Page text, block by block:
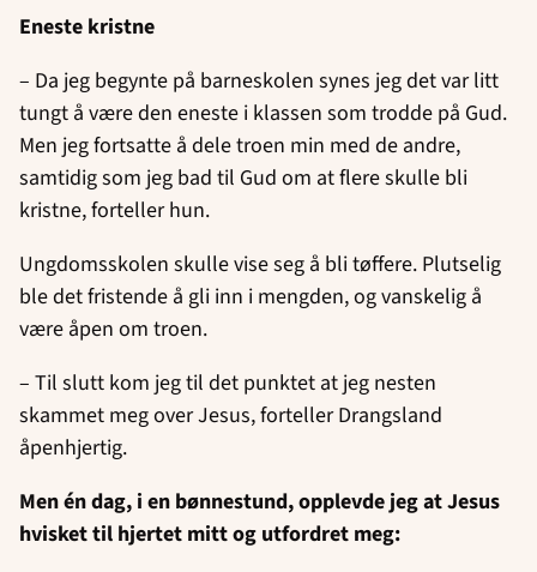
Eneste kristne
– Da jeg begynte på barneskolen synes jeg det var litt
tungt å være den eneste i klassen som trodde på Gud.
Men jeg fortsatte å dele troen min med de andre,
samtidig som jeg bad til Gud om at flere skulle bli
kristne, forteller hun.
Ungdomsskolen skulle vise seg å bli tøffere. Plutselig
ble det fristende å gli inn i mengden, og vanskelig å
være åpen om troen.
– Til slutt kom jeg til det punktet at jeg nesten
skammet meg over Jesus, forteller Drangsland
åpenhjertig.
Men én dag, i en bønnestund, opplevde jeg at Jesus
hvisket til hjertet mitt og utfordret meg: